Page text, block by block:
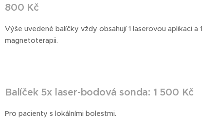
800 Kč
Výše uvedené balíčky vždy obsahují 1 laserovou aplikaci a 1
magnetoterapii.
Balíček 5x laser-bodová sonda: 1 500 Kč
Pro pacienty s lokálními bolestmi.